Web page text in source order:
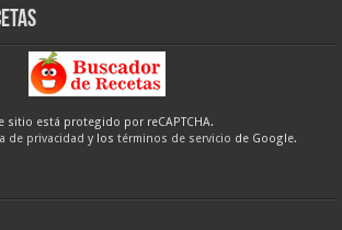
sitio está protegido por reCAPTCHA.
de privacidad y los términos de servicio de Google.